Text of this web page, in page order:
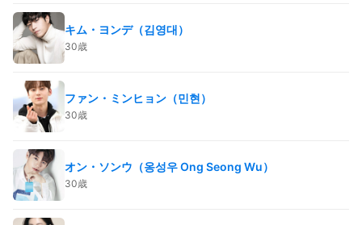
キム・ヨンデ（김영대）
30歳
ファン・ミンヒョン（민현）
30歳
オン・ソンウ（옹성우 Ong Seong Wu）
30歳